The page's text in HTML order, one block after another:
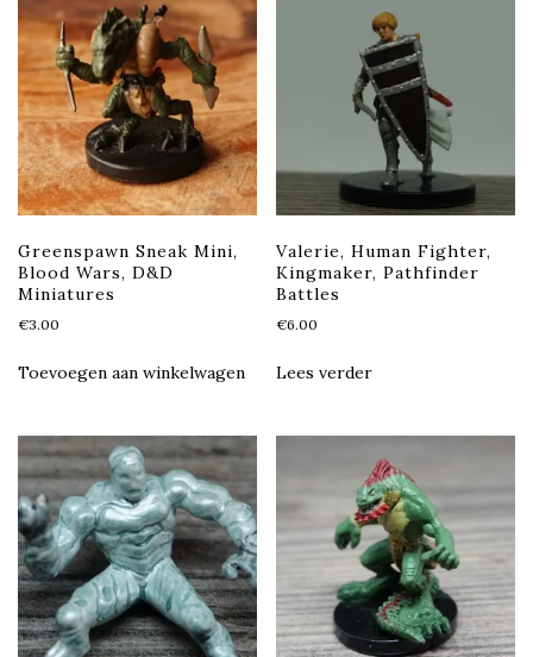
Greenspawn Sneak Mini,
Blood Wars, D&D
Miniatures
€3.00
Toevoegen aan winkelwagen
Valerie, Human Fighter,
Kingmaker, Pathfinder
Battles
€6.00
Lees verder